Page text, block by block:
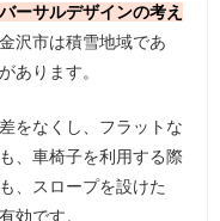
ーサルデザインの考え
沢市は積雪地域であ
あります。
をなくし、フラットな
、車椅子を利用する際
、スロープを設けた
効です。